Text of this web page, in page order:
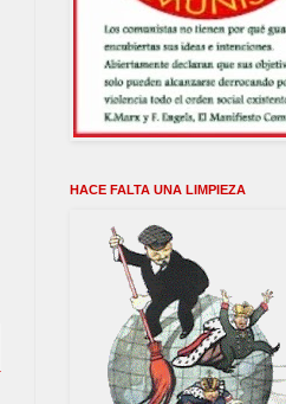
HACE FALTA UNA LIMPIEZA